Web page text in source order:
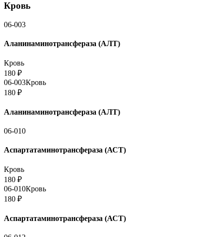
Кровь
06-003
Аланинаминотрансфераза (АЛТ)
Кровь
180 ₽
06-003Кровь
180 ₽
Аланинаминотрансфераза (АЛТ)
06-010
Аспартатаминотрансфераза (АСТ)
Кровь
180 ₽
06-010Кровь
180 ₽
Аспартатаминотрансфераза (АСТ)